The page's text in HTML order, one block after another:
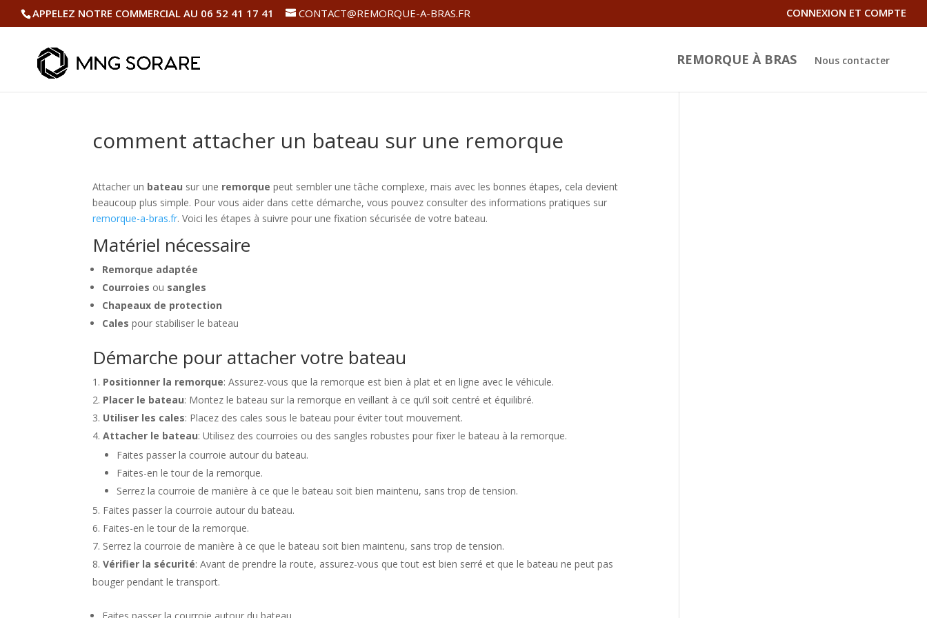
APPELEZ NOTRE COMMERCIAL AU 06 52 41 17 41 CONTACT@REMORQUE-A-BRAS.FR CONNEXION ET COMPTE
REMORQUE À BRAS Nous contacter
comment attacher un bateau sur une remorque
Attacher un bateau sur une remorque peut sembler une tâche complexe, mais avec les bonnes étapes, cela devient
beaucoup plus simple. Pour vous aider dans cette démarche, vous pouvez consulter des informations pratiques sur
remorque-a-bras.fr. Voici les étapes à suivre pour une fixation sécurisée de votre bateau.
Matériel nécessaire
Remorque adaptée
Courroies ou sangles
Chapeaux de protection
Cales pour stabiliser le bateau
Démarche pour attacher votre bateau
Positionner la remorque: Assurez-vous que la remorque est bien à plat et en ligne avec le véhicule.
Placer le bateau: Montez le bateau sur la remorque en veillant à ce qu’il soit centré et équilibré.
Utiliser les cales: Placez des cales sous le bateau pour éviter tout mouvement.
Attacher le bateau: Utilisez des courroies ou des sangles robustes pour fixer le bateau à la remorque.
Faites passer la courroie autour du bateau.
Faites-en le tour de la remorque.
Serrez la courroie de manière à ce que le bateau soit bien maintenu, sans trop de tension.
Faites passer la courroie autour du bateau.
Faites-en le tour de la remorque.
Serrez la courroie de manière à ce que le bateau soit bien maintenu, sans trop de tension.
Vérifier la sécurité: Avant de prendre la route, assurez-vous que tout est bien serré et que le bateau ne peut pas
bouger pendant le transport.